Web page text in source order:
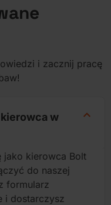
i zacznij pracę
w
jako kierowca Bolt
do naszej
formularz
i dostarczysz